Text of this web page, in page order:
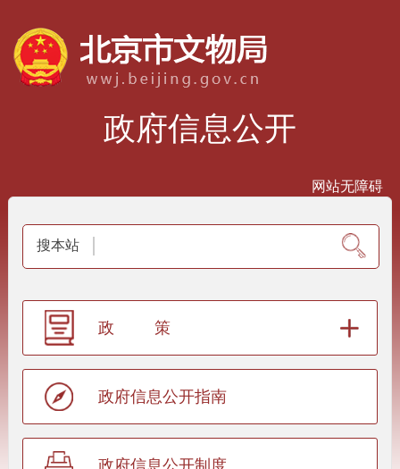
政府信息公开
网站无障碍
搜本站
政策
政府信息公开指南
政府信息公开制度